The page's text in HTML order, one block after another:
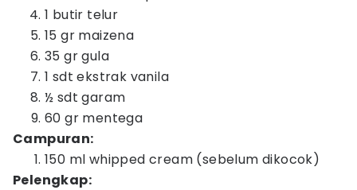
1 butir telur
15 gr maizena
35 gr gula
1 sdt ekstrak vanila
½ sdt garam
60 gr mentega
Campuran:
150 ml whipped cream (sebelum dikocok)
Pelengkap: